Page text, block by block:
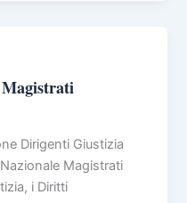
Magistrati
Dirigenti Giustizia
Magistrati
i Diritti